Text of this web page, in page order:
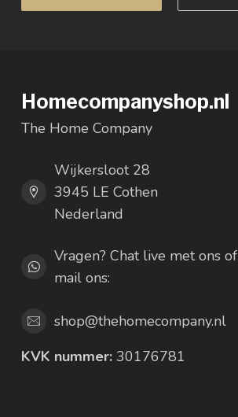
Homecompanyshop.nl
The Home Company
Wijkersloot 28
3945 LE Cothen
Nederland
Vragen? Chat live met ons of
mail ons:
shop@thehomecompany.nl
KVK nummer: 30176781